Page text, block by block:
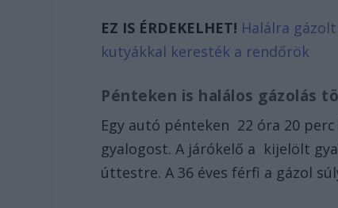
EZ IS ÉRDEKELHET! Halálra
kutyákkal keresték a rendőrök
Pénteken is halálos gázolás
Egy autó pénteken 22 óra 20
gyalogost. A járókelő a kijelölt
úttestre. A 36 éves férfi a gázol